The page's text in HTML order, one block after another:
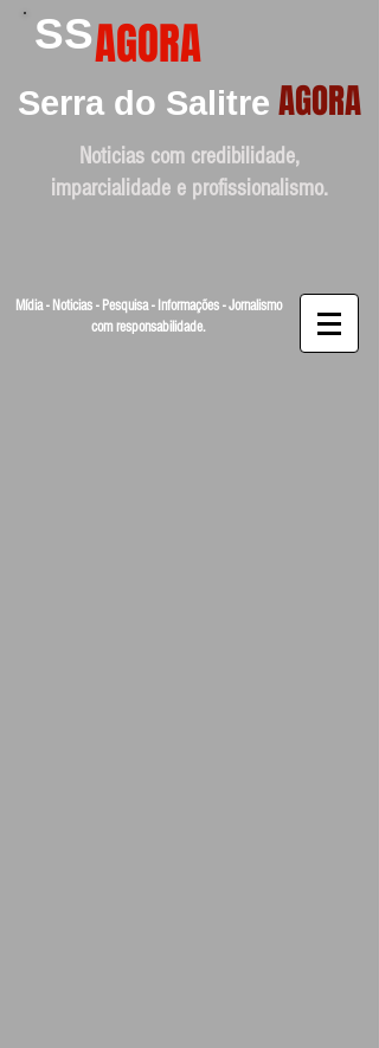
SSAGORA
Serra do Salitre AGORA
Noticias com credibilidade,
imparcialidade e profissionalismo.
Mídia - Noticias - Pesquisa - Informações - Jornalismo
com responsabilidade.